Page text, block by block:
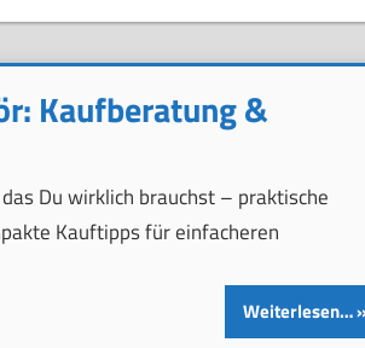
Kaufberatung &
Du wirklich brauchst – praktische
Kauftipps für einfacheren
Weiterlesen…